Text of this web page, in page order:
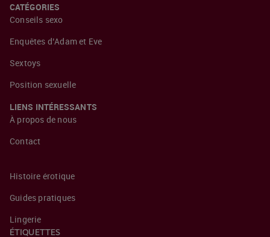
CATÉGORIES
Conseils sexo
Enquêtes d’Adam et Eve
Sextoys
Position sexuelle
LIENS INTÉRESSANTS
À propos de nous
Contact
Histoire érotique
Guides pratiques
Lingerie
ÉTIQUETTES